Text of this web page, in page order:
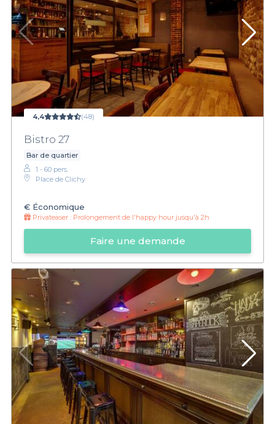
4,4 (48)
Bistro 27
Bar de quartier
1 - 60 pers.
Place de Clichy
€ Économique
Privateaser : Prolongement de l'happy hour jusqu'à 2h
Faire une demande